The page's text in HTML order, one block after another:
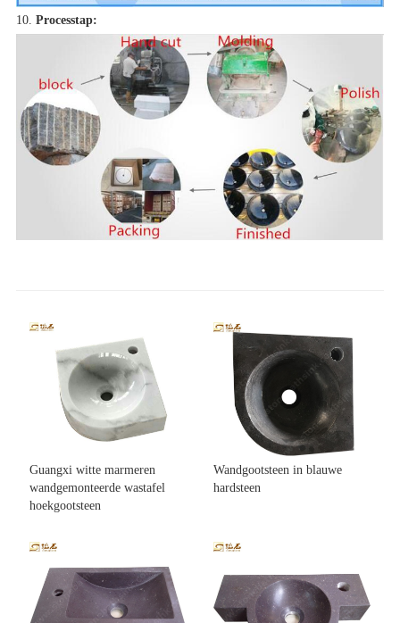
10. Processtap:
Guangxi witte marmeren
wandgemonteerde wastafel
hoekgootsteen
Wandgootsteen in blauwe
hardsteen